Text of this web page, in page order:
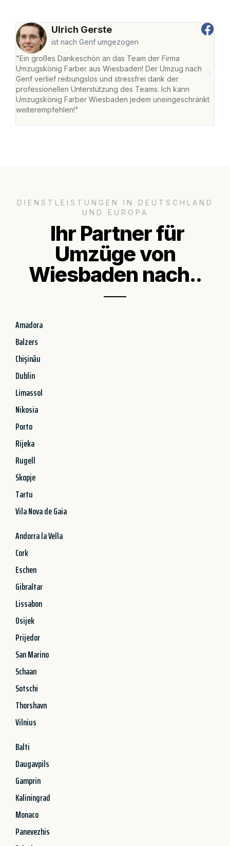
Ulrich Gerste
ist nach Genf umgezogen
"Ein großes Dankeschön an das Team der Firma
Umzugskönig Farber aus Wiesbaden! Der Umzug nach
Genf verlief reibungslos und stressfrei dank der
professionellen Unterstützung des Teams. Ich kann
Umzugskönig Farber Wiesbaden jedem uneingeschränkt
weiterempfehlen!"
DIENSTLEISTUNGEN IN DEUTSCHLAND
UND EUROPA
Ihr Partner für
Umzüge von
Wiesbaden nach..
Amadora
Balzers
Chișinău
Dublin
Limassol
Nikosia
Porto
Rijeka
Rugell
Skopje
Tartu
Vila Nova de Gaia
Andorra la Vella
Cork
Eschen
Gibraltar
Lissabon
Osijek
Prijedor
San Marino
Schaan
Sotschi
Thorshavn
Vilnius
Balti
Daugavpils
Gamprin
Kaliningrad
Monaco
Panevezhis